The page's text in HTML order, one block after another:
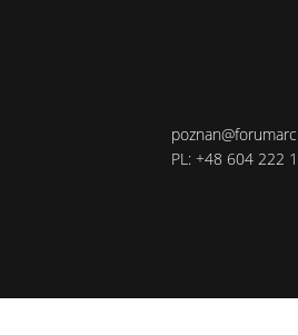
PL: +48 604 222